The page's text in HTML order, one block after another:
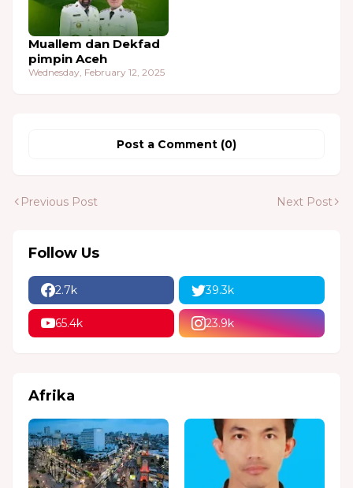
Muallem dan Dekfad
pimpin Aceh
Wednesday, February 12, 2025
Post a Comment (0)
Previous Post Next Post
Follow Us
2.7k 39.3k
65.4k 23.9k
Afrika